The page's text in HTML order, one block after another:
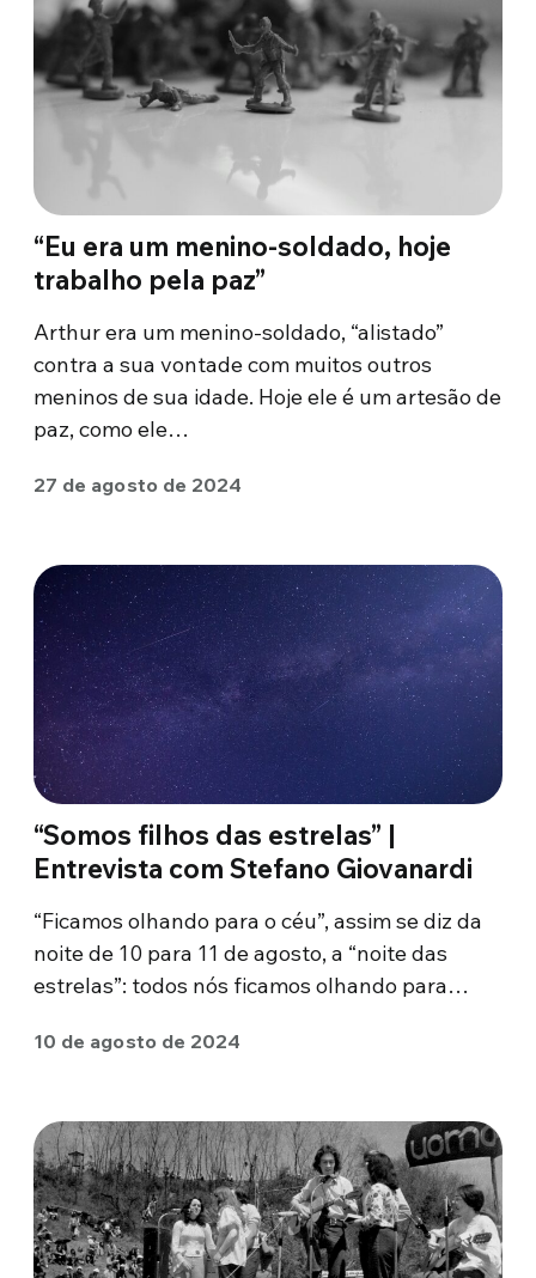
“Eu era um menino-soldado, hoje
trabalho pela paz”
Arthur era um menino-soldado, “alistado”
contra a sua vontade com muitos outros
meninos de sua idade. Hoje ele é um artesão de
paz, como ele…
27 de agosto de 2024
“Somos filhos das estrelas” |
Entrevista com Stefano Giovanardi
“Ficamos olhando para o céu”, assim se diz da
noite de 10 para 11 de agosto, a “noite das
estrelas”: todos nós ficamos olhando para…
10 de agosto de 2024